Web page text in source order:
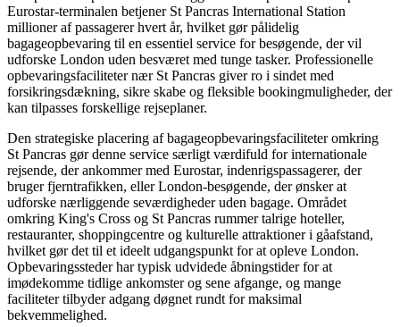
Eurostar-terminalen betjener St Pancras International Station
millioner af passagerer hvert år, hvilket gør pålidelig
bagageopbevaring til en essentiel service for besøgende, der vil
udforske London uden besværet med tunge tasker. Professionelle
opbevaringsfaciliteter nær St Pancras giver ro i sindet med
forsikringsdækning, sikre skabe og fleksible bookingmuligheder, der
kan tilpasses forskellige rejseplaner.
Den strategiske placering af bagageopbevaringsfaciliteter omkring
St Pancras gør denne service særligt værdifuld for internationale
rejsende, der ankommer med Eurostar, indenrigspassagerer, der
bruger fjerntrafikken, eller London-besøgende, der ønsker at
udforske nærliggende seværdigheder uden bagage. Området
omkring King's Cross og St Pancras rummer talrige hoteller,
restauranter, shoppingcentre og kulturelle attraktioner i gåafstand,
hvilket gør det til et ideelt udgangspunkt for at opleve London.
Opbevaringssteder har typisk udvidede åbningstider for at
imødekomme tidlige ankomster og sene afgange, og mange
faciliteter tilbyder adgang døgnet rundt for maksimal
bekvemmelighed.